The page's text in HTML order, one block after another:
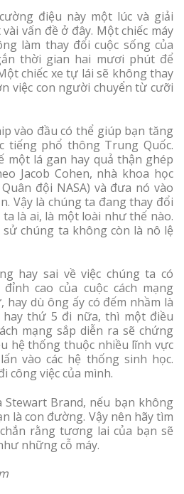
điệu này một lúc và giải
vấn đề ở đây. Một chiếc máy
làm thay đổi cuộc sống của
thời gian hai mươi phút để
chiếc xe tự lái sẽ không thay
việc con người chuyển từ cưỡi
vào đầu có thể giúp bạn tăng
tiếng phổ thông Trung Quốc.
một lá gan hay quả thận ghép
Jacob Cohen, nhà khoa học
đội NASA) và đưa nó vào
Vậy là chúng ta đang thay đổi
là ai, là một loài như thế nào.
chúng ta không còn là nô lệ
hay sai về việc chúng ta có
cao của cuộc cách mạng
dù ông ấy có đếm nhầm là
hay thứ 5 đi nữa, thì một điều
mạng sắp diễn ra sẽ chứng
hệ thống thuộc nhiều lĩnh vực
vào các hệ thống sinh học.
công việc của mình.
Stewart Brand, nếu bạn không
là con đường. Vậy nên hãy tìm
rằng tương lai của bạn sẽ
những cỗ máy.